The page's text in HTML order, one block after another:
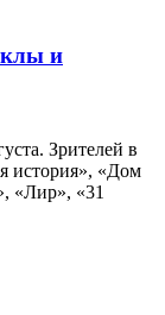
и
Зрителей в
история», «Дом
«Лир», «31